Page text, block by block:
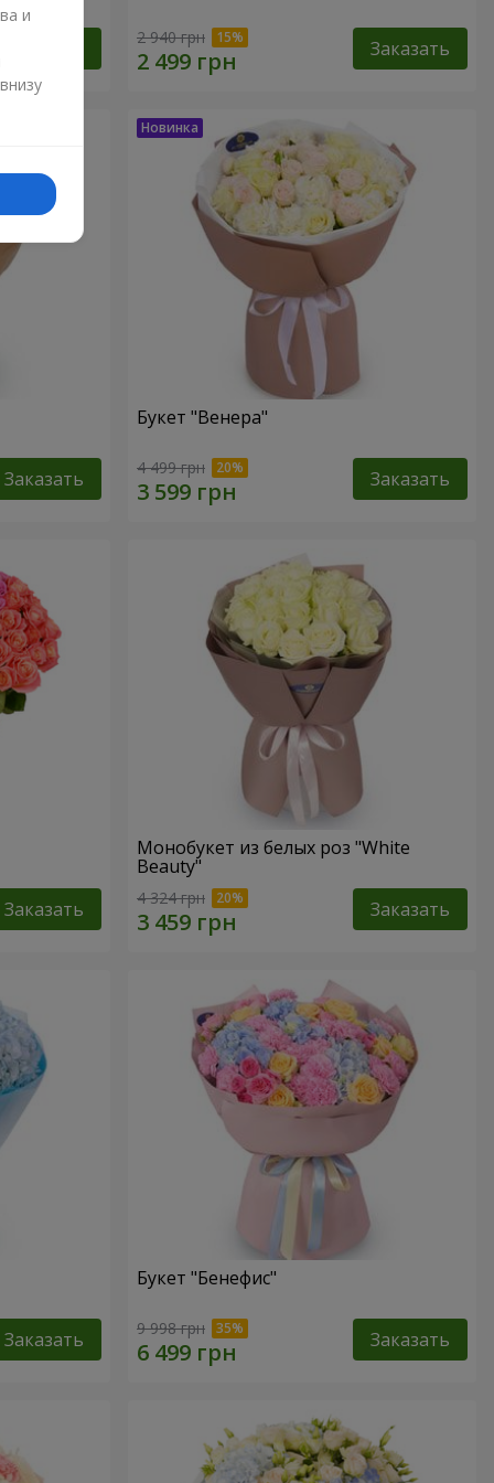
2 940 грн Заказать
Заказать
Букет "Венера"
4 499 грн Заказать
Заказать
Монобукет из белых роз "White
Beauty"
4 324 грн Заказать
Заказать
Букет "Бенефис"
9 998 грн Заказать
и